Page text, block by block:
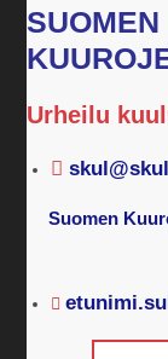
SUOMEN
Urheilu
Suomen